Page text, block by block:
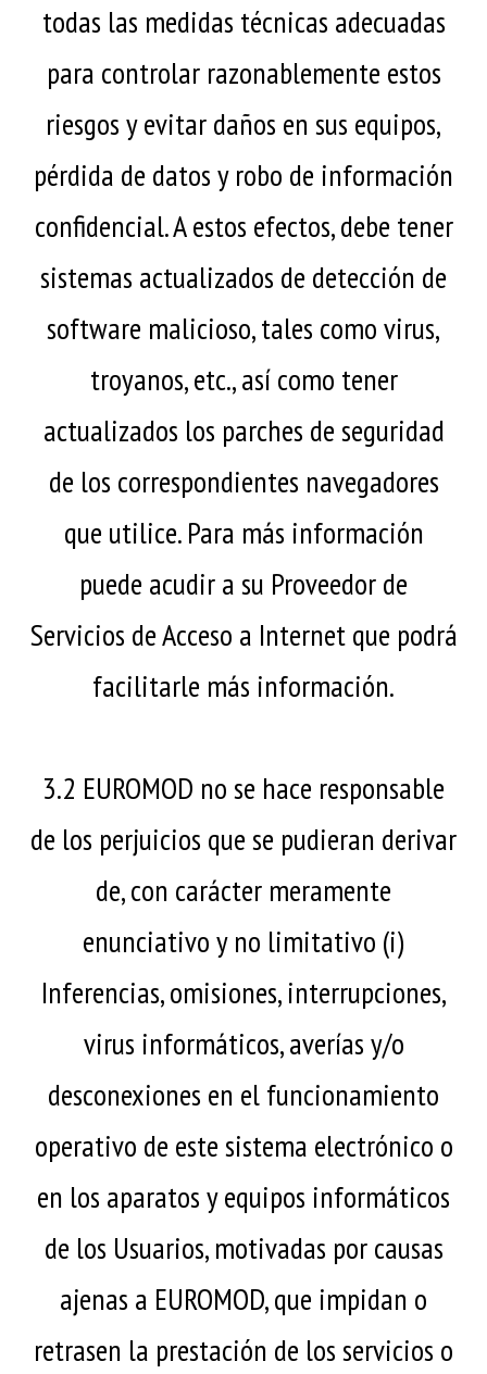
todas las medidas técnicas adecuadas
para controlar razonablemente estos
riesgos y evitar daños en sus equipos,
pérdida de datos y robo de información
confidencial. A estos efectos, debe tener
sistemas actualizados de detección de
software malicioso, tales como virus,
troyanos, etc., así como tener
actualizados los parches de seguridad
de los correspondientes navegadores
que utilice. Para más información
puede acudir a su Proveedor de
Servicios de Acceso a Internet que podrá
facilitarle más información.
3.2 EUROMOD no se hace responsable
de los perjuicios que se pudieran derivar
de, con carácter meramente
enunciativo y no limitativo (i)
Inferencias, omisiones, interrupciones,
virus informáticos, averías y/o
desconexiones en el funcionamiento
operativo de este sistema electrónico o
en los aparatos y equipos informáticos
de los Usuarios, motivadas por causas
ajenas a EUROMOD, que impidan o
retrasen la prestación de los servicios o